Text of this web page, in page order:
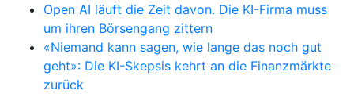
Open AI läuft die Zeit davon. Die KI-Firma muss
um ihren Börsengang zittern
«Niemand kann sagen, wie lange das noch gut
geht»: Die KI-Skepsis kehrt an die Finanzmärkte
zurück